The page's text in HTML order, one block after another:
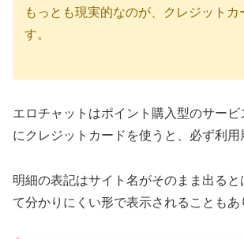
もっとも現実的なのが、クレジットカ
す。
エロチャットはポイント購入型のサー
にクレジットカードを使うと、必ず利用
明細の表記はサイト名がそのまま出ると
て分かりにくい形で表示されることもあ